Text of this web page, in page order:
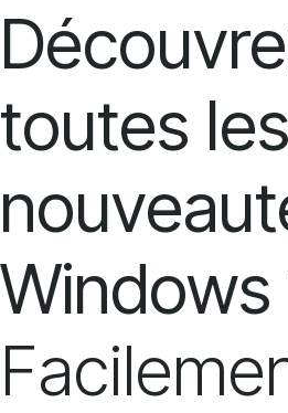
toutes les
Windows